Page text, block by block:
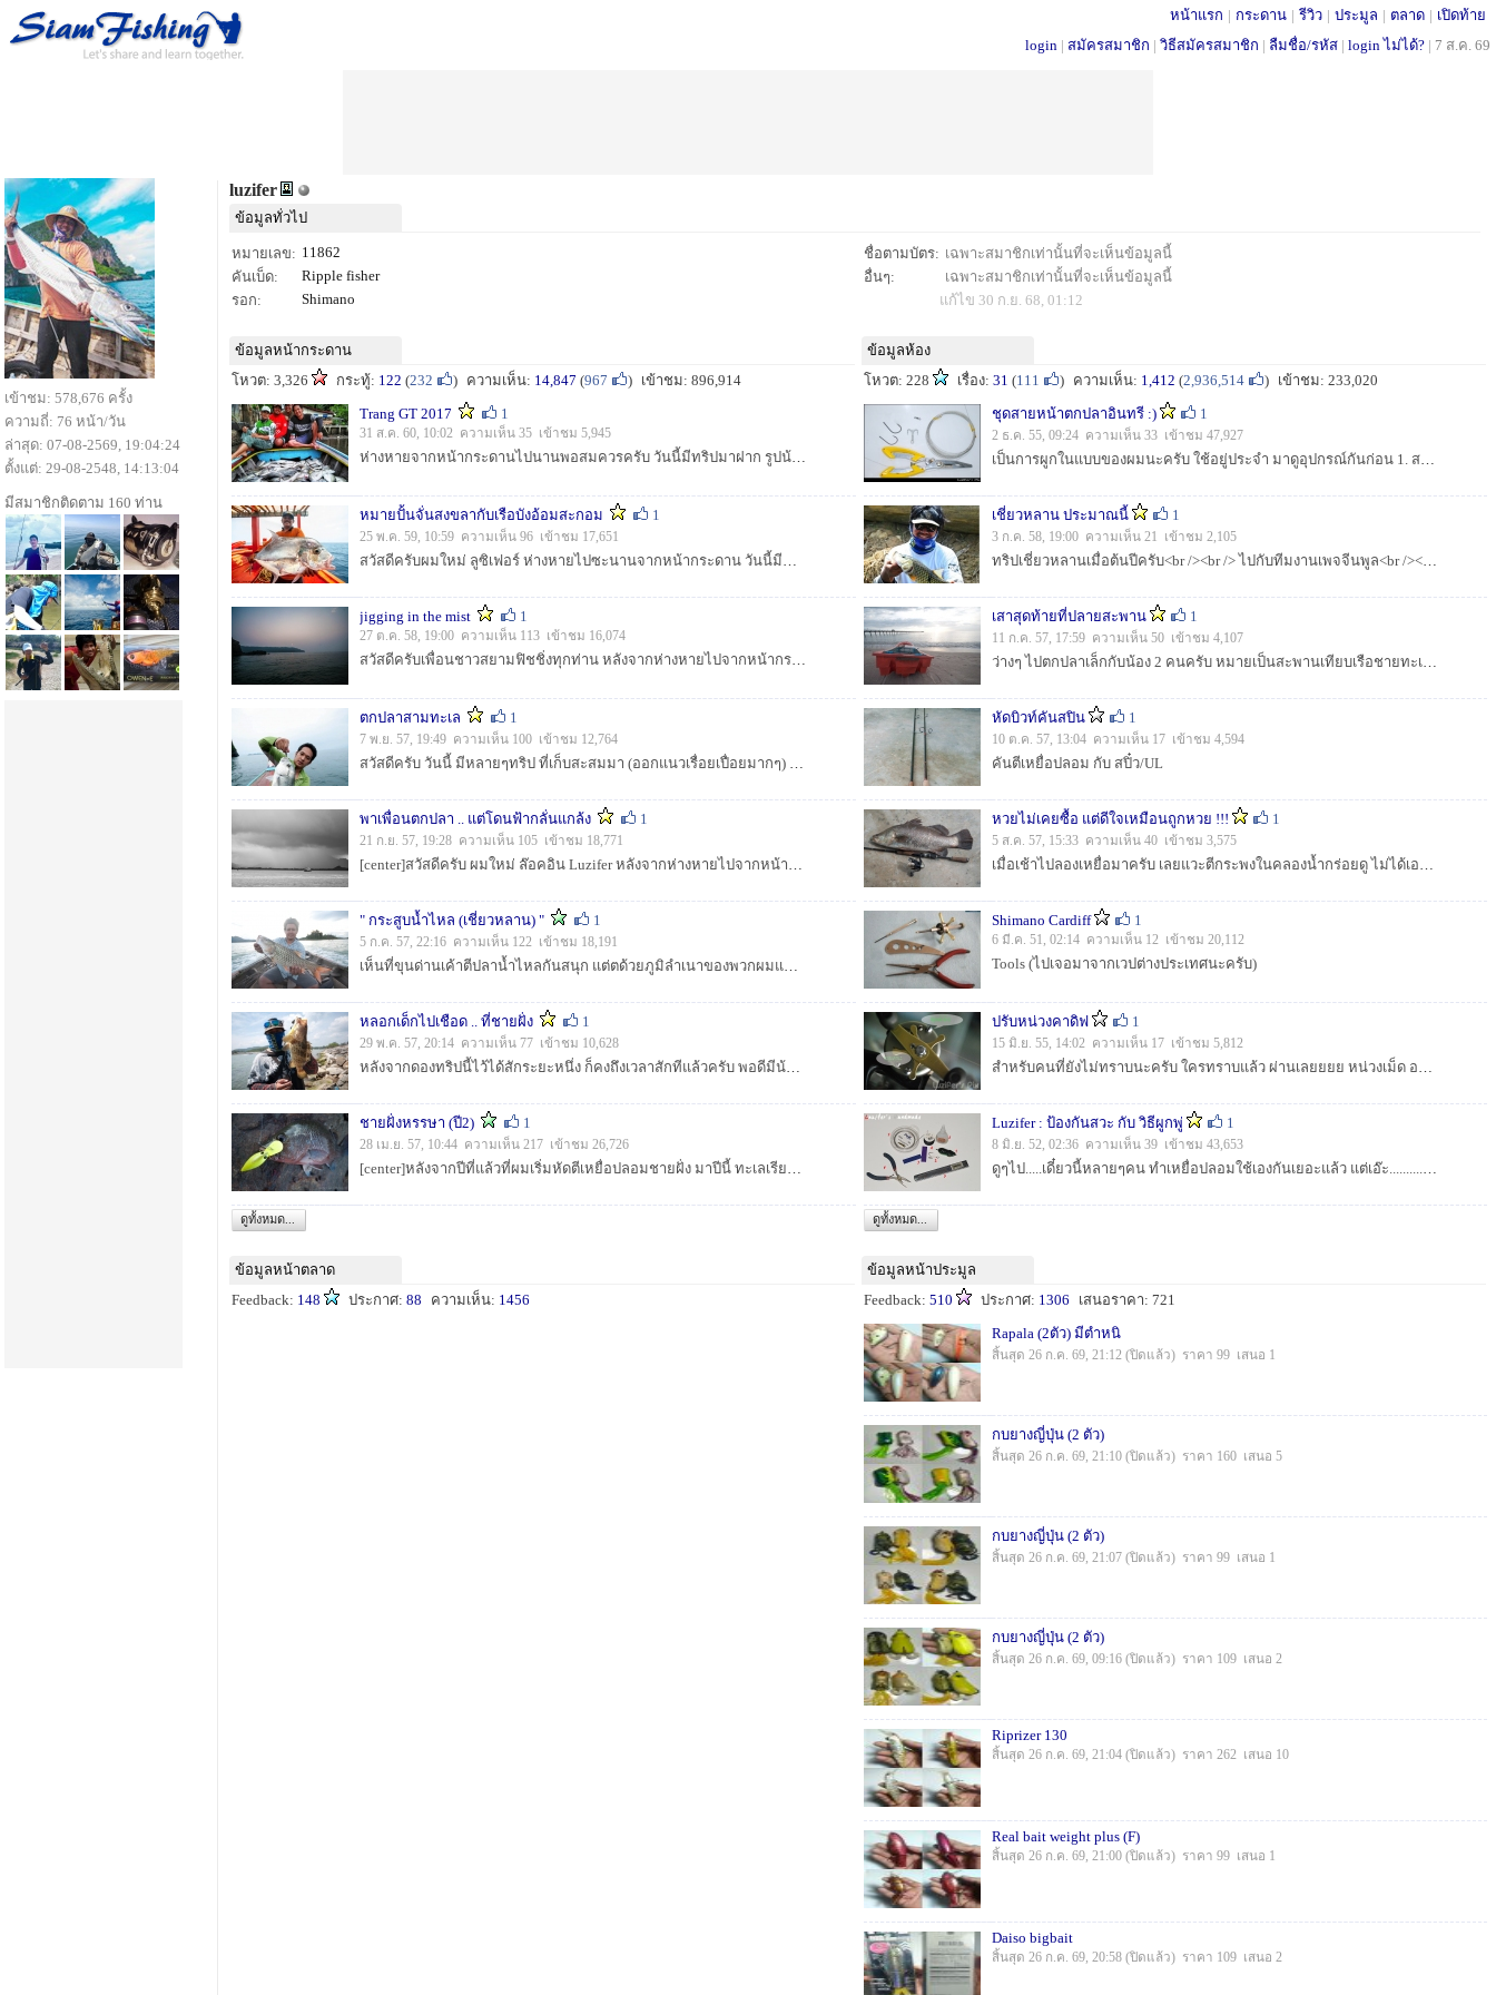
หน้าแรก | กระดาน | รีวิว | ประมูล | ตลาด | เปิดท้าย
login | สมัครสมาชิก | วิธีสมัครสมาชิก | ลืมชื่อ/รหัส | login ไม่ได้? | 7 ส.ค. 69
luzifer
ข้อมูลทั่วไป
หมายเลข: 11862
คันเบ็ด:
Ripple fisher
รอก:
Shimano
ชื่อตามบัตร: เฉพาะสมาชิกเท่านั้นที่จะเห็นข้อมูลนี้
อื่นๆ:
เฉพาะสมาชิกเท่านั้นที่จะเห็นข้อมูลนี้
แก้ไข 30 ก.ย. 68, 01:12
ข้อมูลหน้ากระดาน
โหวต: 3,326
กระทู้: 122 (232 ) ความเห็น: 14,847 (967 ) เข้าชม: 896,914
Trang GT 2017
1
31 ส.ค. 60, 10:02 ความเห็น 35 เข้าชม 5,945
ห่างหายจากหน้ากระดานไปนานพอสมควรครับ วันนี้มีทริปมาฝาก รูปน้อยมาก ไม่ค่อยได้ถ่ายเลยครับ เรื่องมีอยู่ว่า พี่คนนึงส่งรูปมาให้ดูบอกปลาเข้า บ่ายวั...
หมายปั้นจั่นสงขลากับเรือบังอ้อมสะกอม 1
25 พ.ค. 59, 10:59 ความเห็น 96 เข้าชม 17,651
สวัสดีครับผมใหม่ ลูซิเฟอร์ ห่างหายไปซะนานจากหน้ากระดาน วันนี้มีทริปไกลๆมาให้ชมกันครับ :smile: :smile: :smile: :smile: :smile:...
jigging in the mist 1
27 ต.ค. 58, 19:00 ความเห็น 113 เข้าชม 16,074
สวัสดีครับเพื่อนชาวสยามฟิชชิ่งทุกท่าน หลังจากห่างหายไปจากหน้ากระดานนานพอสมควร วันนี้มีทริปตกปลาเล็กๆน้อยๆมาฝากครับ :prost: :prost: :prost: :...
ตกปลาสามทะเล 1
7 พ.ย. 57, 19:49 ความเห็น 100 เข้าชม 12,764
สวัสดีครับ วันนี้ มีหลายๆทริป ที่เก็บสะสมมา (ออกแนวเรื่อยเปื่อยมากๆ) สักระยะนึง เพราะช่วงนี้จะออกแนวพักผ่อนกันซะมากกว่า (เพราะปลาไม่ได้ ฮ่าาาาา) ...
พาเพื่อนตกปลา .. แต่โดนฟ้ากลั่นแกล้ง 1
21 ก.ย. 57, 19:28 ความเห็น 105 เข้าชม 18,771
[center]สวัสดีครับ ผมใหม่ ล๊อคอิน Luzifer หลังจากห่างหายไปจากหน้ากระดานไปนานพอสมควร (เพราะงานยุ่ง กับไปสนุกกับกิจกรรมดำน้ำซะเยอะ) หลังๆ เลยไม่ค่อย...
" กระสูบน้ำไหล (เชี่ยวหลาน) " 1
5 ก.ค. 57, 22:16 ความเห็น 122 เข้าชม 18,191
เห็นที่ขุนด่านเค้าตีปลาน้ำไหลกันสนุก แต่ตด้วยภูมิลำเนาของพวกผมแล้ว เลยมีโอกาสไปได้ไกลแค่เขื่อนเชี่ยวหลานครับ เรื่องราวจะเป็นยังไง คอยติดตามชมกันนะค...
หลอกเด็กไปเชือด .. ที่ชายฝั่ง 1
29 พ.ค. 57, 20:14 ความเห็น 77 เข้าชม 10,628
หลังจากดองทริปนี้ไว้ได้สักระยะหนึ่ง ก็คงถึงเวลาสักทีแล้วครับ พอดีมีน้องๆ จากหาดใหญ่ อยากได้อยากโดน พี่ใหม่ลูเลยจัดให้ครับ ปลาชายฝั่ง หัวเขื่อน ป...
ชายฝั่งหรรษา (ปี2) 1
28 เม.ย. 57, 10:44 ความเห็น 217 เข้าชม 26,726
[center]หลังจากปีที่แล้วที่ผมเริ่มหัดตีเหยื่อปลอมชายฝั่ง มาปีนี้ ทะเลเรียบช้ากว่าปีที่แล้วร่วมๆ 2 เดือน เรียบปุ๊บ มีทริปปั๊บ ไปแทบทุกวัน ผลง...
ดูทั้งหมด...
ข้อมูลห้อง
โหวต: 228
เรื่อง: 31 (111 ) ความเห็น: 1,412 (2,936,514 ) เข้าชม: 233,020
ชุดสายหน้าตกปลาอินทรี :)
1
2 ธ.ค. 55, 09:24 ความเห็น 33 เข้าชม 47,927
เป็นการผูกในแบบของผมนะครับ ใช้อยู่ประจำ มาดูอุปกรณ์กันก่อน 1. สลิง (ผมใช้สลิงช้างครับ สัก 20-30 ปอนด์) 2. ตาเบ็ด 3 ทาง 1 ตัว 3. ตาเบ็ดทางเดียว...
เชี่ยวหลาน ประมาณนี้ 1
3 ก.ค. 58, 19:00 ความเห็น 21 เข้าชม 2,105
ทริปเชี่ยวหลานเมื่อต้นปีครับ<br /><br /> ไปกับทีมงานเพจจีนพูล<br /><br /> ไปตามหาช่อนข้าหลวงครับ<br /><br /> &l...
เสาสุดท้ายที่ปลายสะพาน 1
11 ก.ค. 57, 17:59 ความเห็น 50 เข้าชม 4,107
ว่างๆ ไปตกปลาเล็กกับน้อง 2 คนครับ หมายเป็นสะพานเทียบเรือชายทะเล เครื่องไม่มี พายล้วนๆ ...
หัดบิวท์คันสปิน 1
10 ต.ค. 57, 13:04 ความเห็น 17 เข้าชม 4,594
คันตีเหยื่อปลอม กับ สปิ๋ว/UL
หวยไม่เคยซื้อ แต่ดีใจเหมือนถูกหวย !!! 1
5 ส.ค. 57, 15:33 ความเห็น 40 เข้าชม 3,575
เมื่อเช้าไปลองเหยื่อมาครับ เลยแวะตีกระพงในคลองน้ำกร่อยดู ไม่ได้เอากล้องไปครับ ไม่คิดว่าจะได้ด้วย เพราะตีมาตั้งแต่ต้นปี ไม่มีให้เห็นแม้แต่เงา 555...
Shimano Cardiff 1
6 มี.ค. 51, 02:14 ความเห็น 12 เข้าชม 20,112
Tools (ไปเจอมาจากเวปต่างประเทศนะครับ)
ปรับหน่วงคาดิฟ 1
15 มิ.ย. 55, 14:02 ความเห็น 17 เข้าชม 5,812
สำหรับคนที่ยังไม่ทราบนะครับ ใครทราบแล้ว ผ่านเลยยยย หน่วงเม็ด อยู่ตรงแกนสปูล อันดับแรก บิดเจ้า 2 ตัวนี้ก่อน...
Luzifer : ป้องกันสวะ กับ วิธีผูกพู่ 1
8 มิ.ย. 52, 02:36 ความเห็น 39 เข้าชม 43,653
ดูๆไป.....เดี๋ยวนี้หลายๆคน ทำเหยื่อปลอมใช้เองกันเยอะแล้ว แต่เอ๊ะ...........ไม่มีใครทำการ์ดกันสวะของกบกระโดดให้ดูเลย ผมเลยทำมาให้ดูครับ การ์ดกันส...
ดูทั้งหมด...
ข้อมูลหน้าตลาด
Feedback: 148 ประกาศ: 88 ความเห็น: 1456
ข้อมูลหน้าประมูล
Feedback: 510 ประกาศ: 1306
เสนอราคา: 721
Rapala (2ตัว) มีตำหนิ
สิ้นสุด 26 ก.ค. 69, 21:12 (ปิดแล้ว) ราคา 99 เสนอ 1
กบยางญี่ปุ่น (2 ตัว)
สิ้นสุด 26 ก.ค. 69, 21:10 (ปิดแล้ว) ราคา 160 เสนอ 5
กบยางญี่ปุ่น (2 ตัว)
สิ้นสุด 26 ก.ค. 69, 21:07 (ปิดแล้ว) ราคา 99 เสนอ 1
กบยางญี่ปุ่น (2 ตัว)
สิ้นสุด 26 ก.ค. 69, 09:16 (ปิดแล้ว) ราคา 109 เสนอ 2
Riprizer 130
สิ้นสุด 26 ก.ค. 69, 21:04 (ปิดแล้ว) ราคา 262 เสนอ 10
Real bait weight plus (F)
สิ้นสุด 26 ก.ค. 69, 21:00 (ปิดแล้ว) ราคา 99 เสนอ 1
Daiso bigbait
สิ้นสุด 26 ก.ค. 69, 20:58 (ปิดแล้ว) ราคา 109 เสนอ 2
เข้าชม: 578,676 ครั้ง
ความถี่: 76 หน้า/วัน
ล่าสุด: 07-08-2569, 19:04:24
ตั้งแต่: 29-08-2548, 14:13:04
มีสมาชิกติดตาม 160 ท่าน